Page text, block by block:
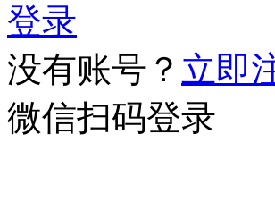
登录
没有账号？ 立即
微信扫码登录